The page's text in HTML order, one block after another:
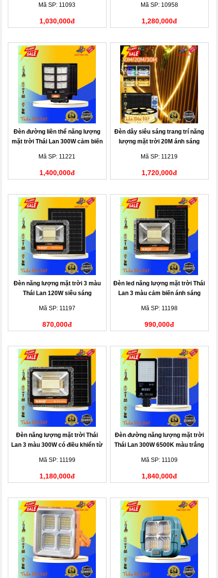
Mã SP: 11093
1,030,000đ
Mã SP: 10958
1,280,000đ
Đèn đường liền thể năng lượng
mặt trời Thái Lan 300W cảm biến
Mã SP: 11221
1,400,000đ
Đèn dây siêu sáng trang trí năng
lượng mặt trời 20M ánh sáng
Mã SP: 11219
1,720,000đ
Đèn năng lượng mặt trời 3 màu
Thái Lan 120W siêu sáng
Mã SP: 11197
870,000đ
Đèn led năng lượng mặt trời Thái
Lan 3 màu cảm biến ánh sáng
Mã SP: 11198
990,000đ
Đèn năng lượng mặt trời Thái
Lan 3 màu 300W có điều khiển từ
Mã SP: 11199
1,180,000đ
Đèn đường năng lượng mặt trời
Thái Lan 300W 6500K màu trắng
Mã SP: 11109
1,840,000đ